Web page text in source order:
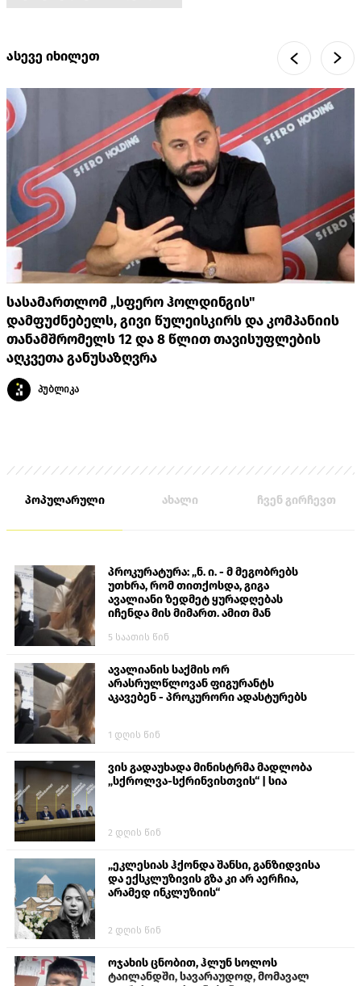
ასევე იხილეთ
სასამართლომ „სფერო ჰოლდინგის"
დამფუძნებელს, გივი წულეისკირს და კომპანიის
თანამშრომელს 12 და 8 წლით თავისუფლების
აღკვეთა განუსაზღვრა
პუბლიკა
პოპულარული ახალი ჩვენ გირჩევთ
პროკურატურა: „ნ. ი. - მ მეგობრებს
უთხრა, რომ თითქოსდა, გიგა
ავალიანი ზედმეტ ყურადღებას
იჩენდა მის მიმართ. ამით მან
თავს დასხმოდა გიგა ავალიანს“
5 საათის წინ
ავალიანის საქმის ორ
არასრულწლოვან ფიგურანტს
აკავებენ - პროკურორი ადასტურებს
1 დღის წინ
ვის გადაუხადა მინისტრმა მადლობა
„სქროლვა-სქრინვისთვის“ | სია
2 დღის წინ
„ეკლესიას ჰქონდა შანსი, განზიდვისა
და ექსკლუზივის გზა კი არ აერჩია,
არამედ ინკლუზიის“
2 დღის წინ
ოჯახის ცნობით, ჰლუნ სოლოს
ტაილანდში, სავარაუდოდ, მომავალ